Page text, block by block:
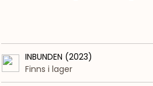
INBUNDEN (2023)
Finns i lager